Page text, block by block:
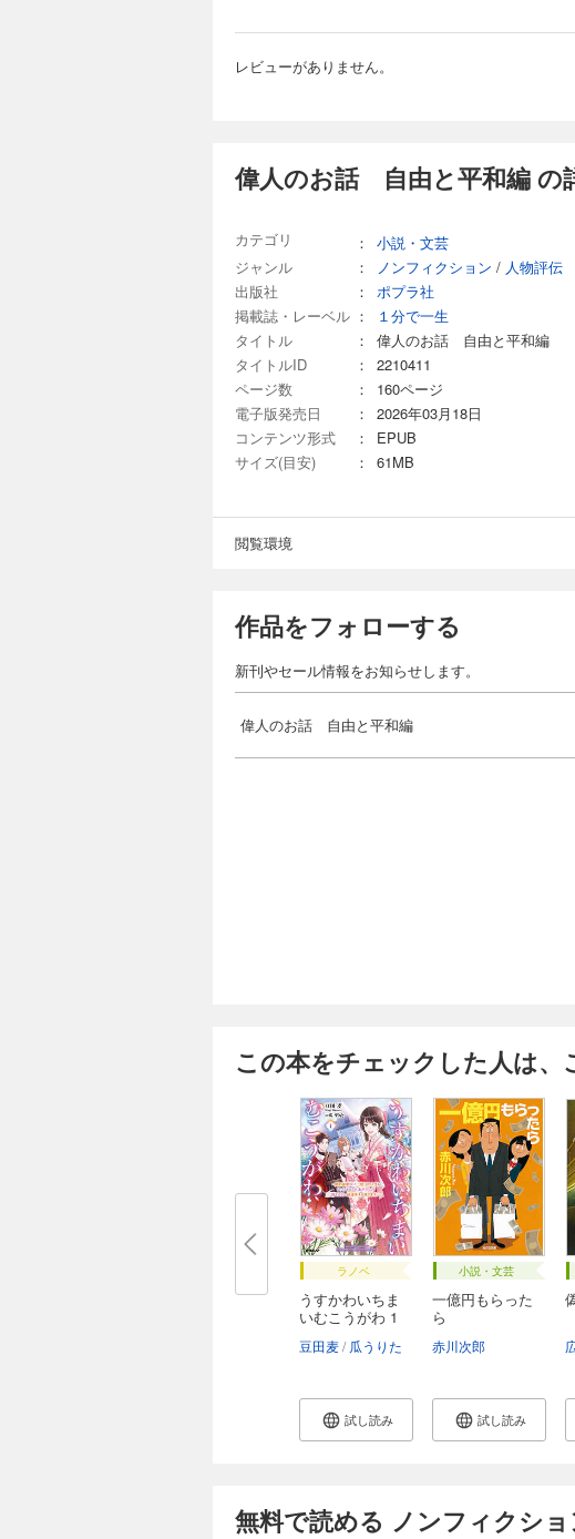
レビューがありません。
偉人のお話 自由と平和編 の
カテゴリ ：
小説・文芸
ジャンル
： ノンフィクション / 人物評伝
出版社
：
ポプラ社
掲載誌・レーベル ：
１分で一生
タイトル
：
偉人のお話 自由と平和編
タイトルID
：
2210411
ページ数
：
160ページ
電子版発売日
：
2026年03月18日
コンテンツ形式
：
EPUB
サイズ(目安)
： 61MB
閲覧環境
作品をフォローする
新刊やセール情報をお知らせします。
偉人のお話 自由と平和編
この本をチェックした人は
ラノベ
うすかわいちま
いむこうがわ 1
豆田麦 瓜うりた
試し読み
小説・文芸
一億円もらった
ら
赤川次郎
試し読み
無料で読める ノンフィクショ